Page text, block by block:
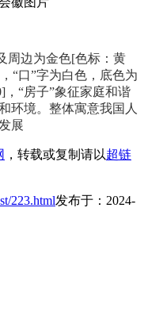
周边为金色[色标：黄
“口”字为白色，底色为
“房子”象征家庭和谐
环境。整体寓意我国人
展
，转载或复制请以超链
223.html发布于：2024-